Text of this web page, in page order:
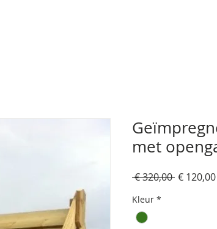
met
€ 320,00 Normale
€ 120,00
Kleur *